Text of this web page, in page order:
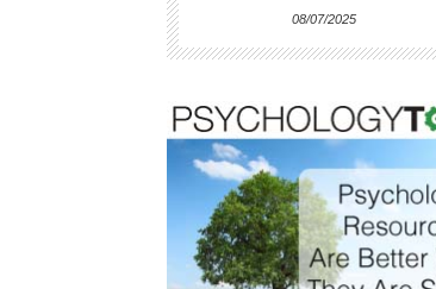
08/07/2025